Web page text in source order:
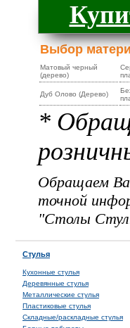
Выбор
Матовый черный
(дерево)
Дуб Олово (Дерево)
*
Обращаем
точной
"Столы
Стулья
Кухонные стулья
Деревянные стулья
Металлические стулья
Пластиковые стулья
Складные/раскладные стулья